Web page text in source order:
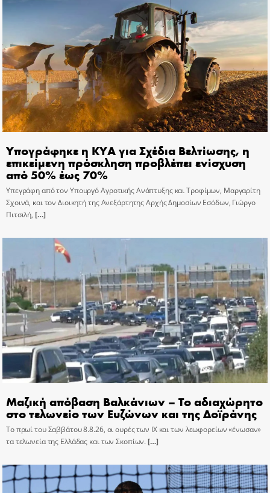
Υπογράφηκε η ΚΥΑ για Σχέδια Βελτίωσης, η
επικείμενη πρόσκληση προβλέπει ενίσχυση
από 50% έως 70%
Υπεγράφη από τον Υπουργό Αγροτικής Ανάπτυξης και Τροφίμων, Μαργαρίτη
Σχοινά, και τον Διοικητή της Ανεξάρτητης Αρχής Δημοσίων Εσόδων, Γιώργο
Πιτσιλή, […]
Μαζική απόβαση Βαλκάνιων – Το αδιαχώρητο
στο τελωνείο των Ευζώνων και της Δοϊράνης
Το πρωί του Σαββάτου 8.8.26, οι ουρές των ΙΧ και των λεωφορείων «ένωσαν»
τα τελωνεία της Ελλάδας και των Σκοπίων.[…]